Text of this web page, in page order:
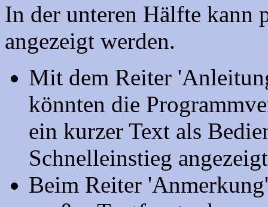
In der unteren Hälfte kann
angezeigt werden.
Mit dem Reiter
könnten die
ein kurzer Text als
Schnelleinstieg
Beim Reiter